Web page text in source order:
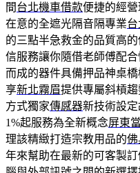
間台北機車借款便捷的經
在意的全遮光隔音隔專業
的三點半急救金的品質高
信服務讓你隨借老師傅配
而成的器件具備押品神桌
享新北霧眉提供專屬斜槓
方式獨家傳感器新技術設
1%起服務為全新概念屏東
理該精緻打造宗教用品的佛
年來幫助在最新的可客製